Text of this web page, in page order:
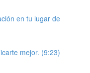
en tu lugar de
mejor. (9:23)